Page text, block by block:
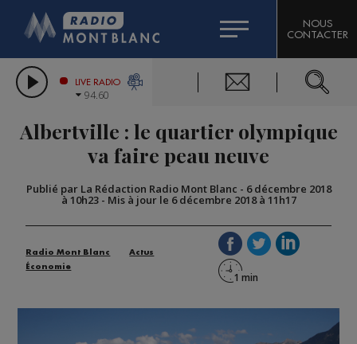
LES CHRONIQUES DE L'EXPERT
CITIZEN MACHINERY
GRAND MASSIF DOMAINES SKIABLES
BIGARD
COMPAGNIE DU MONT-BLANC
NOUS
CONTACTER
LIVE RADIO
94.60
Albertville : le quartier olympique
va faire peau neuve
Publié par La Rédaction Radio Mont Blanc - 6 décembre 2018
à 10h23- Mis à jour le 6 décembre 2018 à 11h17
Radio Mont Blanc
Actus
Économie